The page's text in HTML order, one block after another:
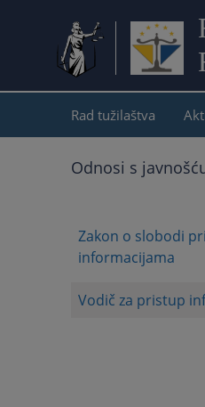
Rad tužilaštva
Odnosi s
Zakon o slobodi
informacijama
Vodič za pristup